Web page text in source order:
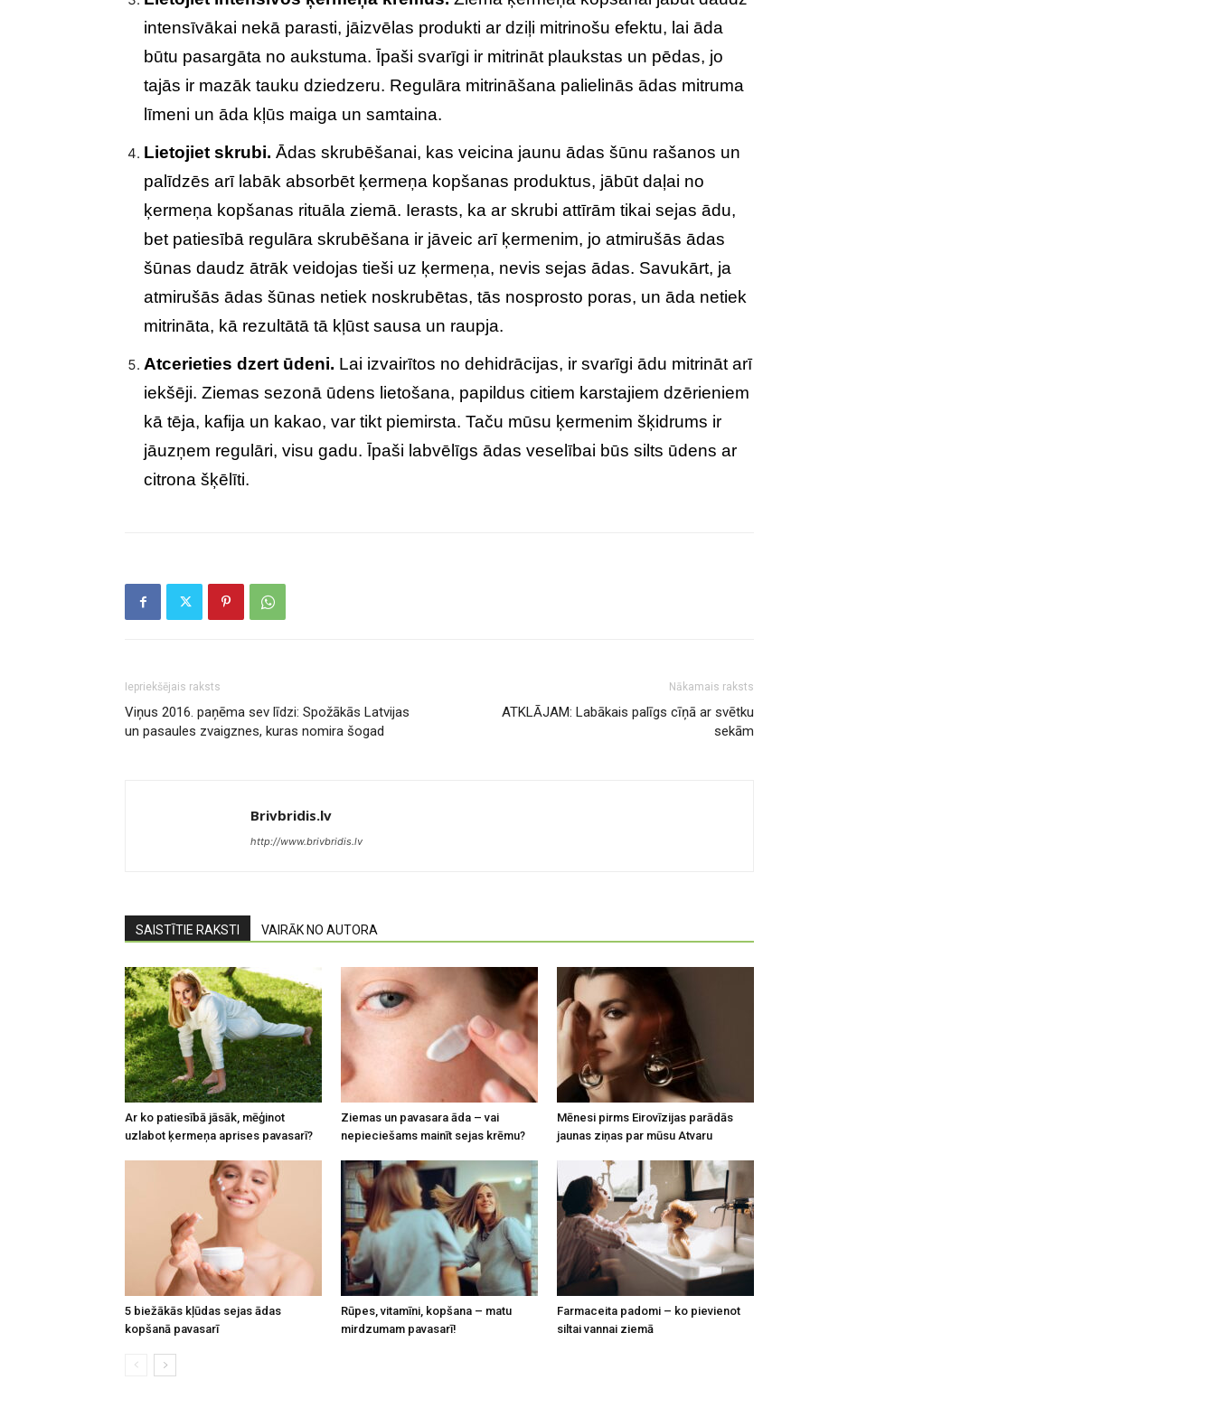
intensīvākai nekā parasti, jāizvēlas produkti ar dziļi mitrinošu efektu, lai āda
būtu pasargāta no aukstuma. Īpaši svarīgi ir mitrināt plaukstas un pēdas, jo
tajās ir mazāk tauku dziedzeru. Regulāra mitrināšana palielinās ādas mitruma
līmeni un āda kļūs maiga un samtaina.
Lietojiet skrubi. Ādas skrubēšanai, kas veicina jaunu ādas šūnu rašanos un
palīdzēs arī labāk absorbēt ķermeņa kopšanas produktus, jābūt daļai no
ķermeņa kopšanas rituāla ziemā. Ierasts, ka ar skrubi attīrām tikai sejas ādu,
bet patiesībā regulāra skrubēšana ir jāveic arī ķermenim, jo atmirušās ādas
šūnas daudz ātrāk veidojas tieši uz ķermeņa, nevis sejas ādas. Savukārt, ja
atmirušās ādas šūnas netiek noskrubētas, tās nosprosto poras, un āda netiek
mitrināta, kā rezultātā tā kļūst sausa un raupja.
Atcerieties dzert ūdeni. Lai izvairītos no dehidrācijas, ir svarīgi ādu mitrināt arī
iekšēji. Ziemas sezonā ūdens lietošana, papildus citiem karstajiem dzērieniem
kā tēja, kafija un kakao, var tikt piemirsta. Taču mūsu ķermenim šķidrums ir
jāuzņem regulāri, visu gadu. Īpaši labvēlīgs ādas veselībai būs silts ūdens ar
citrona šķēlīti.
Iepriekšējais raksts
Viņus 2016. paņēma sev līdzi: Spožākās Latvijas
un pasaules zvaigznes, kuras nomira šogad
Nākamais raksts
ATKLĀJAM: Labākais palīgs cīņā ar svētku
sekām
Brivbridis.lv
http://www.brivbridis.lv
SAISTĪTIE RAKSTI VAIRĀK NO AUTORA
Ar ko patiesībā jāsāk, mēģinot
uzlabot ķermeņa aprises pavasarī?
Ziemas un pavasara āda – vai
nepieciešams mainīt sejas krēmu?
Mēnesi pirms Eirovīzijas parādās
jaunas ziņas par mūsu Atvaru
5 biežākās kļūdas sejas ādas
kopšanā pavasarī
Rūpes, vitamīni, kopšana – matu
mirdzumam pavasarī!
Farmaceita padomi – ko pievienot
siltai vannai ziemā